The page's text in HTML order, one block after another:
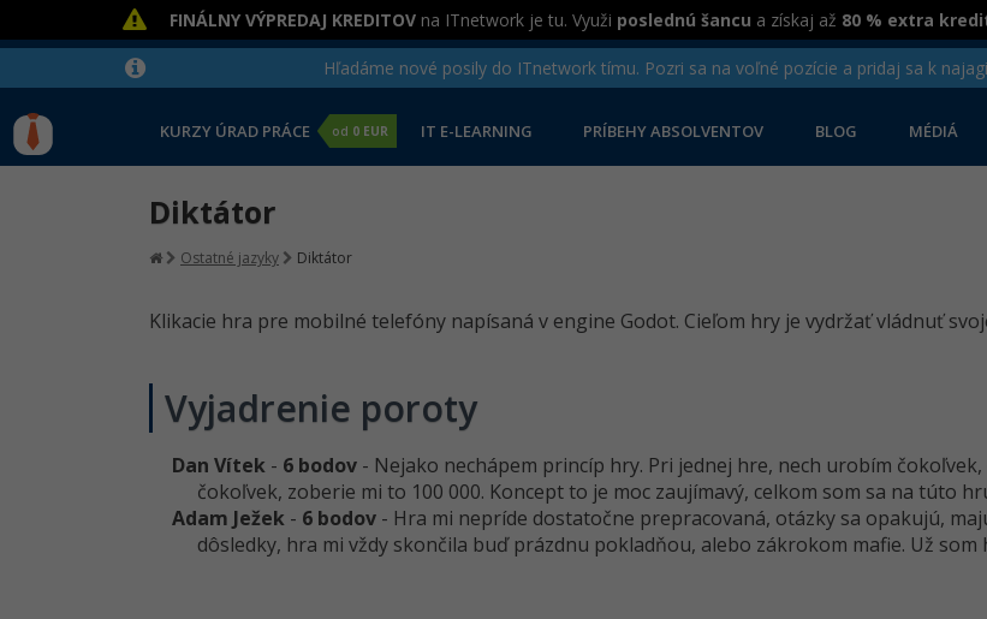
FINÁLNY VÝPREDAJ KREDITOV na ITnetwork je tu. Využi poslednú šancu a získaj až 80 % extra
Hľadáme nové posily do ITnetwork tímu. Pozri sa na voľné pozície a pridaj sa k
KURZY ÚRAD PRÁCE od 0 EUR IT E-LEARNING PRÍBEHY ABSOLVENTOV BLOG MÉDIÁ
Diktátor
Ostatné jazyky Diktátor
Klikacie hra pre mobilné telefóny napísaná v engine Godot. Cieľom hry je vydržať vládnuť
Vyjadrenie poroty
Dan Vítek - 6 bodov - Nejako nechápem princíp hry. Pri jednej hre, nech urobím
čokoľvek, zoberie mi to 100 000. Koncept to je moc zaujímavý, celkom som sa na túto
Adam Ježek - 6 bodov - Hra mi nepríde dostatočne prepracovaná, otázky sa opakujú,
dôsledky, hra mi vždy skončila buď prázdnu pokladňou, alebo zákrokom mafie. Už